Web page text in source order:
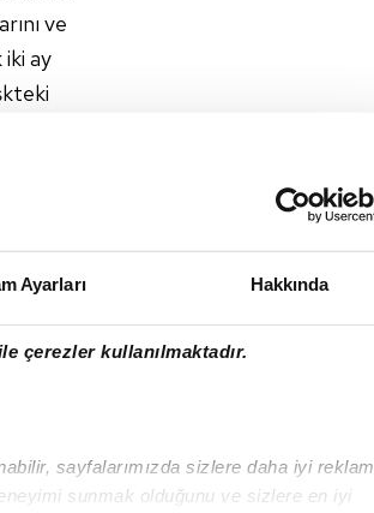
Ayarları Hakkında
çerezler kullanılmaktadır.
sayfalarımızda sizlere daha iyi reklam
sunmak olduğunu ve sizlere en iyi
ve
ay
ve